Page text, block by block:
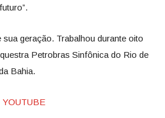
geração. Trabalhou durante oito
Petrobras Sinfônica do Rio de
Bahia.